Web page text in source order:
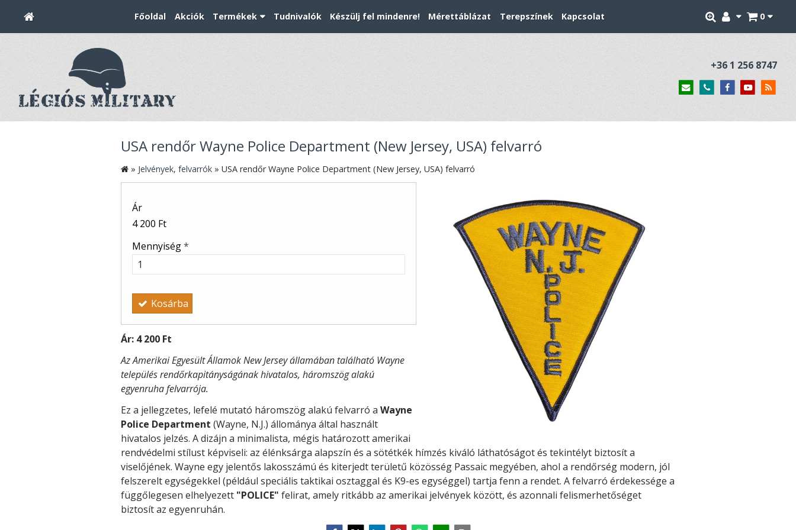
0
Főoldal Akciók Termékek Tudnivalók Készülj fel mindenre! Mérettáblázat Terepszínek Kapcsolat
+36 1 256 8747
USA rendőr Wayne Police Department (New Jersey, USA) felvarró
» Jelvények, felvarrók » USA rendőr Wayne Police Department (New Jersey, USA) felvarró
Ár
4 200 Ft
Mennyiség*
Kosárba
Ár: 4 200 Ft
Az Amerikai Egyesült Államok New Jersey államában található Wayne
település rendőrkapitányságának hivatalos, háromszög alakú
egyenruha felvarrója.
Ez a jellegzetes, lefelé mutató háromszög alakú felvarró a Wayne
Police Department (Wayne, N.J.) állománya által használt
hivatalos jelzés. A dizájn a minimalista, mégis határozott amerikai
rendvédelmi stílust képviseli: az élénksárga alapszín és a sötétkék hímzés kiváló láthatóságot és tekintélyt biztosít a
viselőjének. Wayne egy jelentős lakosszámú és kiterjedt területű közösség Passaic megyében, ahol a rendőrség modern, jól
felszerelt egységekkel (például speciális taktikai osztaggal és K9-es egységgel) tartja fenn a rendet. A felvarró érdekessége a
függőlegesen elhelyezett "POLICE" felirat, amely ritkább az amerikai jelvények között, és azonnali felismerhetőséget
biztosít az egyenruhán.